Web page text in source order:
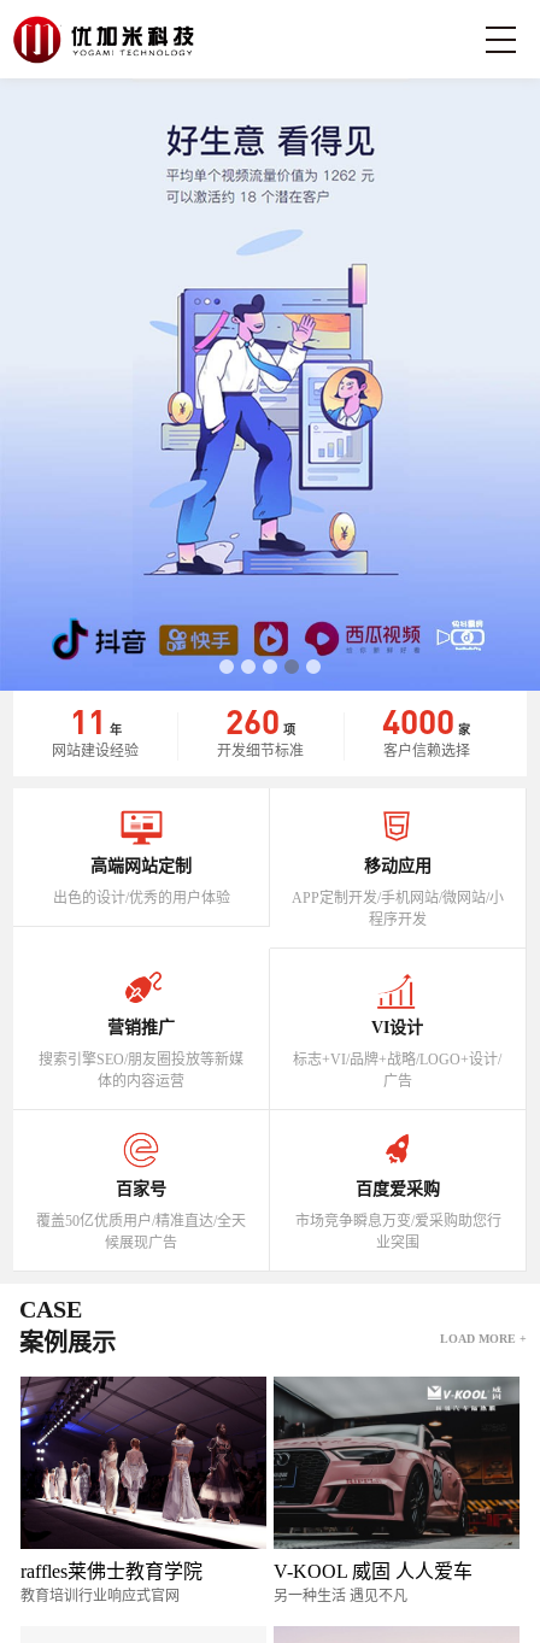
11 年
网站建设经验
260 项
开发细节标准
4000 家
客户信赖选择
高端网站定制
出色的设计/优秀的用户体验
移动应用
APP定制开发/手机网站/微网站/小
程序开发
营销推广
搜索引擎SEO/朋友圈投放等新媒
体的内容运营
VI设计
标志+VI/品牌+战略/LOGO+设计/
广告
百家号
覆盖50亿优质用户/精准直达/全天
候展现广告
百度爱采购
市场竞争瞬息万变/爱采购助您行
业突围
CASE
案例展示
LOAD MORE +
raffles莱佛士教育学院
教育培训行业响应式官网
V-KOOL 威固 人人爱车
另一种生活 遇见不凡